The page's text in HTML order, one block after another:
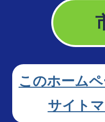
このホーム
サイト